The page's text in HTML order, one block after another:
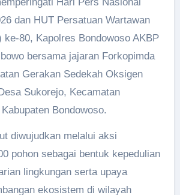
dan HUT Persatuan Wartawan
ke-80, Kapolres Bondowoso AKBP
bersama jajaran Forkopimda
Gerakan Sedekah Oksigen
Sukorejo, Kecamatan
Bondowoso.
diwujudkan melalui aksi
pohon sebagai bentuk kepedulian
lingkungan serta upaya
ekosistem di wilayah